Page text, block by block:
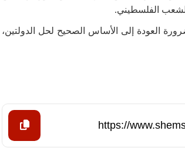
الفلسطيني.
العودة إلى الأساس الصحيح لحل الدولتين،